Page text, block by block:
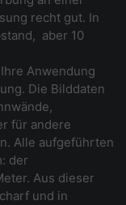
recht gut. In
aber 10
Anwendung
Die Bilddaten
für andere
Alle aufgeführten
der
Aus dieser
und in